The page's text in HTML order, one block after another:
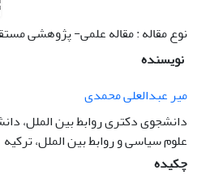
نوع مقاله : مقاله علمی- پژوهشی
نویسنده
میر عبدالعلی محمدی
علوم سیاسی و روابط بین الملل، ترکیه
چکیده